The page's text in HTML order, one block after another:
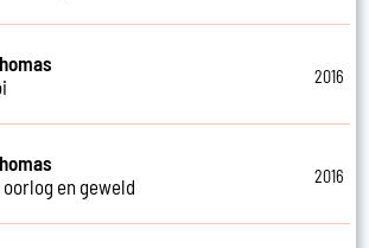
2016
en geweld
2016